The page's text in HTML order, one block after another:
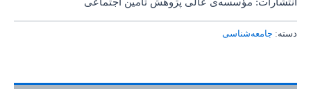
دسته: جامعه‌شناسی